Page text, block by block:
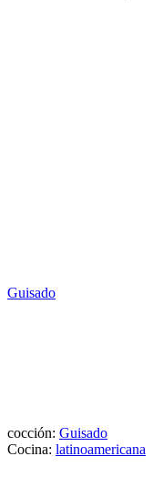
Guisado
cocción: Guisado
Cocina: latinoamericana